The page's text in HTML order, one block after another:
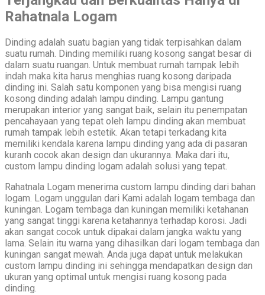
Rahatnala Logam
Dinding adalah suatu bagian yang tidak terpisahkan dalam
suatu rumah. Dinding memiliki ruang kosong sangat besar di
dalam suatu ruangan. Untuk membuat rumah tampak lebih
indah maka kita harus menghias ruang kosong daripada
dinding ini. Salah satu komponen yang bisa mengisi ruang
kosong dinding adalah lampu dinding. Lampu gantung
merupakan interior yang sangat baik, selain itu penempatan
pencahayaan yang tepat oleh lampu dinding akan membuat
rumah tampak lebih estetik. Akan tetapi terkadang kita
memiliki kendala karena lampu dinding yang ada di pasaran
kuranh cocok akan design dan ukurannya. Maka dari itu,
custom lampu dinding logam adalah solusi yang tepat.
Rahatnala Logam menerima custom lampu dinding dari bahan
logam. Logam unggulan dari Kami adalah logam tembaga dan
kuningan. Logam tembaga dan kuningan memiliki ketahanan
yang sangat tinggi karena ketahannya terhadap korosi. Jadi
akan sangat cocok untuk dipakai dalam jangka waktu yang
lama. Selain itu warna yang dihasilkan dari logam tembaga dan
kuningan sangat mewah. Anda juga dapat untuk melakukan
custom lampu dinding ini sehingga mendapatkan design dan
ukuran yang optimal untuk mengisi ruang kosong pada
dinding.